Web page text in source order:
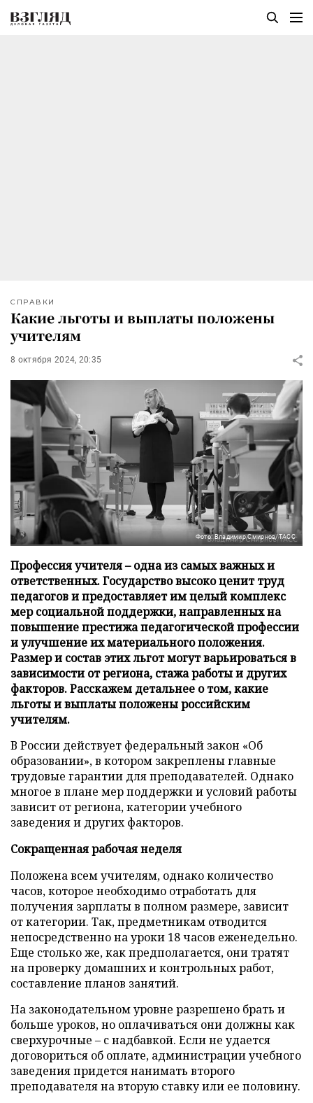
СПРАВКИ
Какие льготы и выплаты положены
учителям
8 октября 2024, 20:35
Фото: Владимир Смирнов/ТАСС
Профессия учителя – одна из самых важных и
ответственных. Государство высоко ценит труд
педагогов и предоставляет им целый комплекс
мер социальной поддержки, направленных на
повышение престижа педагогической профессии
и улучшение их материального положения.
Размер и состав этих льгот могут варьироваться в
зависимости от региона, стажа работы и других
факторов. Расскажем детальнее о том, какие
льготы и выплаты положены российским
учителям.
В России действует федеральный закон «Об
образовании», в котором закреплены главные
трудовые гарантии для преподавателей. Однако
многое в плане мер поддержки и условий работы
зависит от региона, категории учебного
заведения и других факторов.
Сокращенная рабочая неделя
Положена всем учителям, однако количество
часов, которое необходимо отработать для
получения зарплаты в полном размере, зависит
от категории. Так, предметникам отводится
непосредственно на уроки 18 часов еженедельно.
Еще столько же, как предполагается, они тратят
на проверку домашних и контрольных работ,
составление планов занятий.
На законодательном уровне разрешено брать и
больше уроков, но оплачиваться они должны как
сверхурочные – с надбавкой. Если не удается
договориться об оплате, администрации учебного
заведения придется нанимать второго
преподавателя на вторую ставку или ее половину.